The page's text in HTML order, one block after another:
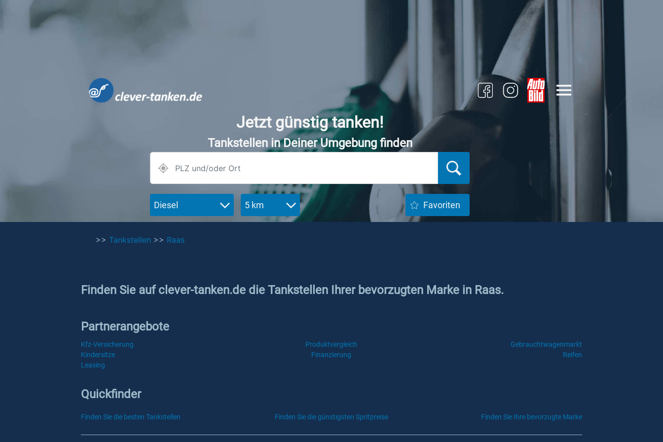
Jetzt günstig tanken!
Tankstellen in Deiner Umgebung finden
Diesel 5 km Favoriten
>> Tankstellen >> Raas
Finden Sie auf clever-tanken.de die Tankstellen Ihrer bevorzugten Marke in Raas.
Partnerangebote
Kfz-Versicherung Produktvergleich
Gebrauchtwagenmarkt
Kindersitze
Finanzierung
Reifen
Leasing
Quickfinder
Finden Sie die besten Tankstellen Finden Sie die günstigsten Spritpreise Finden Sie Ihre bevorzugte Marke